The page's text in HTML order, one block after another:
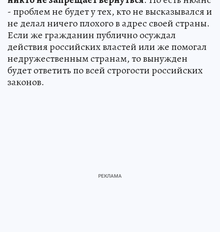
- проблем не будет у тех, кто не высказывался и
не делал ничего плохого в адрес своей страны.
Если же гражданин публично осуждал
действия российских властей или же помогал
недружественным странам, то вынужден
будет ответить по всей строгости российских
законов.